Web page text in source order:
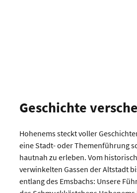
Geschichte
Hohenems steckt voller
eine Stadt- oder Themenführung
hautnah zu erleben. Vom
verwinkelten Gassen der Altstadt
entlang des Emsbachs: Unsere